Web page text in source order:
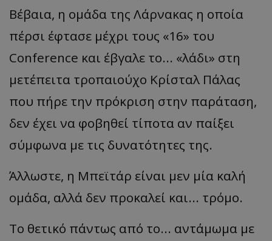
Βέβαια, η ομάδα της Λάρνακας η οποία
πέρσι έφτασε μέχρι τους «16» του
Conference και έβγαλε το... «λάδι» στη
μετέπειτα τροπαιούχο Κρίσταλ Πάλας
που πήρε την πρόκριση στην παράταση,
δεν έχει να φοβηθεί τίποτα αν παίξει
σύμφωνα με τις δυνατότητες της.
Άλλωστε, η Μπεϊτάρ είναι μεν μία καλή
ομάδα, αλλά δεν προκαλεί και... τρόμο.
Το θετικό πάντως από το... αντάμωμα με